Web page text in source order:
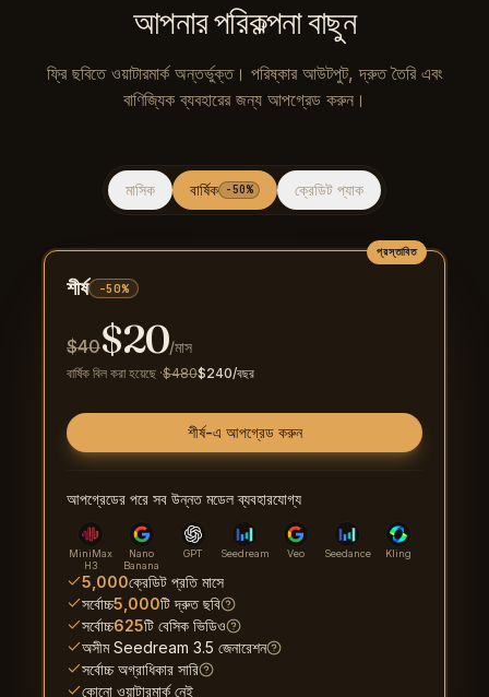
আপনার পরিকল্পনা বাছুন
ফ্রি ছবিতে ওয়াটারমার্ক অন্তর্ভুক্ত। পরিষ্কার আউটপুট, দ্রুত তৈরি এবং
বাণিজ্যিক ব্যবহারের জন্য আপগ্রেড করুন।
মাসিক বার্ষিক -50% ক্রেডিট প্যাক
প্রস্তাবিত
শীর্ষ -50%
$40$20/মাস
বার্ষিক বিল করা হয়েছে ·$480$240/বছর
শীর্ষ-এ আপগ্রেড করুন
আপগ্রেডের পরে সব উন্নত মডেল ব্যবহারযোগ্য
MiniMax
H3
Nano
Banana
GPT Seedream Veo Seedance Kling
5,000ক্রেডিট প্রতি মাসে
সর্বোচ্চ5,000টি দ্রুত ছবি
সর্বোচ্চ625টি বেসিক ভিডিও
অসীম Seedream 3.5 জেনারেশন
সর্বোচ্চ অগ্রাধিকার সারি
কোনো ওয়াটারমার্ক নেই